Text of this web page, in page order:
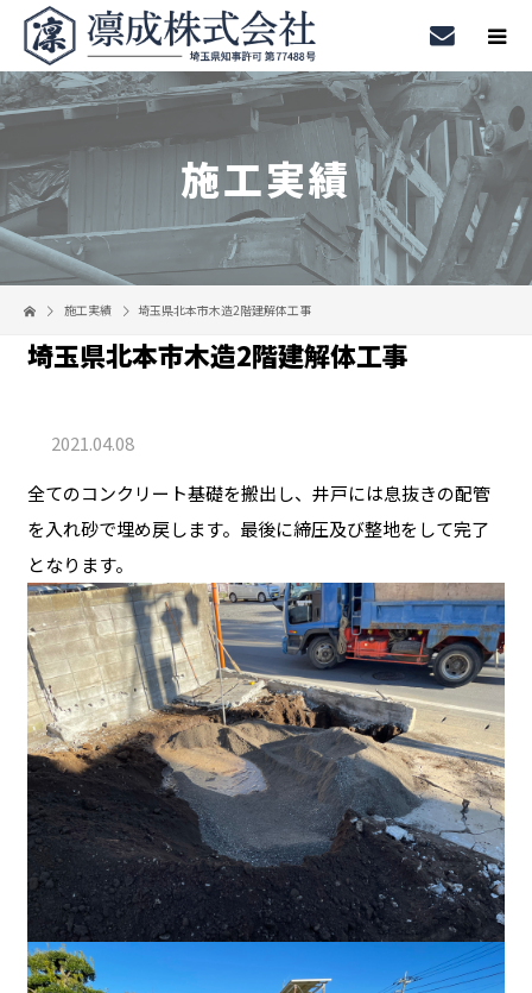
施工実績
施工実績 埼玉県北本市木造2階建解体工事
埼玉県北本市木造2階建解体工事
2021.04.08
全てのコンクリート基礎を搬出し、井戸には息抜きの配管
を入れ砂で埋め戻します。最後に締圧及び整地をして完了
となります。